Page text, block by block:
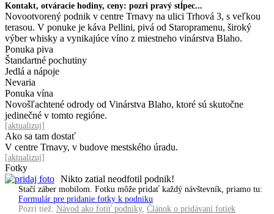
Kontakt, otváracie hodiny, ceny: pozri pravý stĺpec...
Novootvorený podnik v centre Trnavy na ulici Trhová 3, s veľkou
terasou. V ponuke je káva Pellini, pivá od Staropramenu, široký
výber whisky a vynikajúce víno z miestneho vinárstva Blaho.
Ponuka piva
Štandartné pochutiny
Jedlá a nápoje
Nevaria
Ponuka vína
Novošľachtené odrody od Vinárstva Blaho, ktoré sú skutočne
jedinečné v tomto regióne.
[aktualizuj]
Ako sa tam dostať
V centre Trnavy, v budove mestského úradu.
[aktualizuj]
Fotky
Nikto zatial neodfotil podnik!
Stačí záber mobilom. Fotku môže pridať každý návštevník, priamo tu:
Formulár pre pridanie fotky k podniku
Pozri tiež: Návod ako fotiť podniky, Článok o pridávaní fotiek